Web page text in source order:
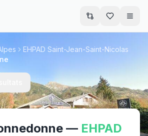
EHPAD Saint-Jean-Saint-Nicolas
— EHPAD